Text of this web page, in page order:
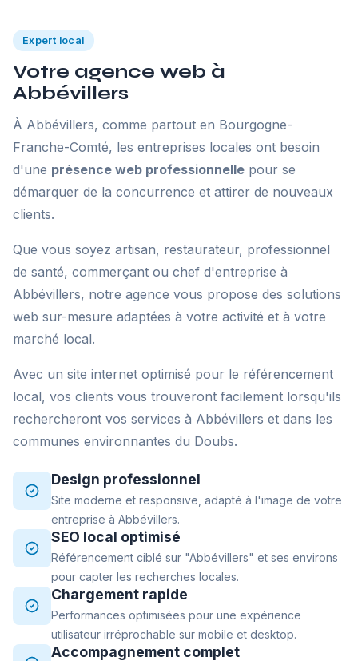
Expert local
Votre agence web à
Abbévillers
À Abbévillers, comme partout en Bourgogne-
Franche-Comté, les entreprises locales ont besoin
d'une présence web professionnelle pour se
démarquer de la concurrence et attirer de nouveaux
clients.
Que vous soyez artisan, restaurateur, professionnel
de santé, commerçant ou chef d'entreprise à
Abbévillers, notre agence vous propose des solutions
web sur-mesure adaptées à votre activité et à votre
marché local.
Avec un site internet optimisé pour le référencement
local, vos clients vous trouveront facilement lorsqu'ils
rechercheront vos services à Abbévillers et dans les
communes environnantes du Doubs.
Design professionnel
Site moderne et responsive, adapté à l'image de votre
entreprise à Abbévillers.
SEO local optimisé
Référencement ciblé sur "Abbévillers" et ses environs
pour capter les recherches locales.
Chargement rapide
Performances optimisées pour une expérience
utilisateur irréprochable sur mobile et desktop.
Accompagnement complet